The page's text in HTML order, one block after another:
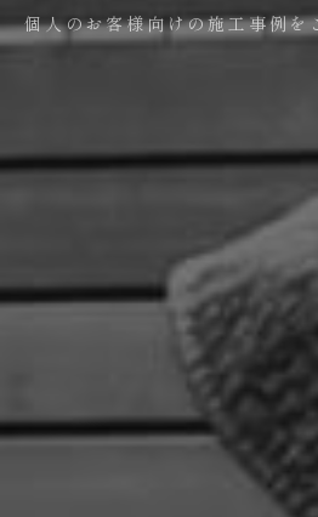
個人のお客様向けの施工事例を